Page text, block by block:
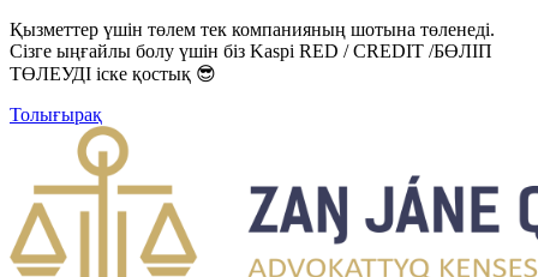
Қызметтер үшін төлем тек компанияның шотына төленеді.
Сізге ыңғайлы болу үшін біз Kaspi RED / CREDIT /БӨЛІП
ТӨЛЕУДІ іске қостық 😎
Толығырақ